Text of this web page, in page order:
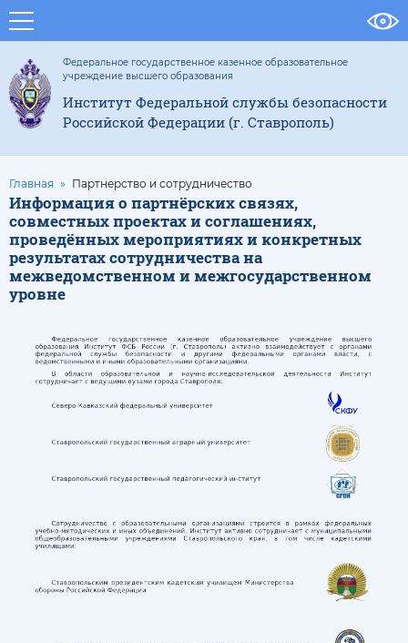
Федеральное государственное казенное образовательное
учреждение высшего образования
Институт Федеральной службы безопасности
Российской Федерации (г. Ставрополь)
Главная Партнерство и сотрудничество
Информация о партнёрских связях,
совместных проектах и соглашениях,
проведённых мероприятиях и конкретных
результатах сотрудничества на
межведомственном и межгосударственном
уровне